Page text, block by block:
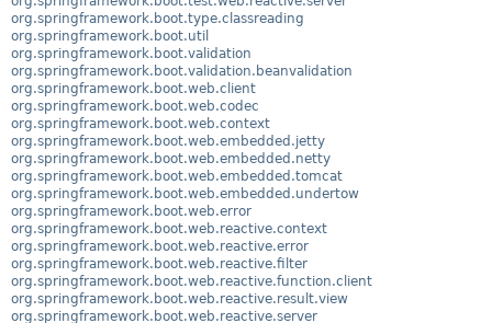
org.springframework.boot.type.classreading
org.springframework.boot.util
org.springframework.boot.validation
org.springframework.boot.validation.beanvalidation
org.springframework.boot.web.client
org.springframework.boot.web.codec
org.springframework.boot.web.context
org.springframework.boot.web.embedded.jetty
org.springframework.boot.web.embedded.netty
org.springframework.boot.web.embedded.tomcat
org.springframework.boot.web.embedded.undertow
org.springframework.boot.web.error
org.springframework.boot.web.reactive.context
org.springframework.boot.web.reactive.error
org.springframework.boot.web.reactive.filter
org.springframework.boot.web.reactive.function.client
org.springframework.boot.web.reactive.result.view
org.springframework.boot.web.reactive.server